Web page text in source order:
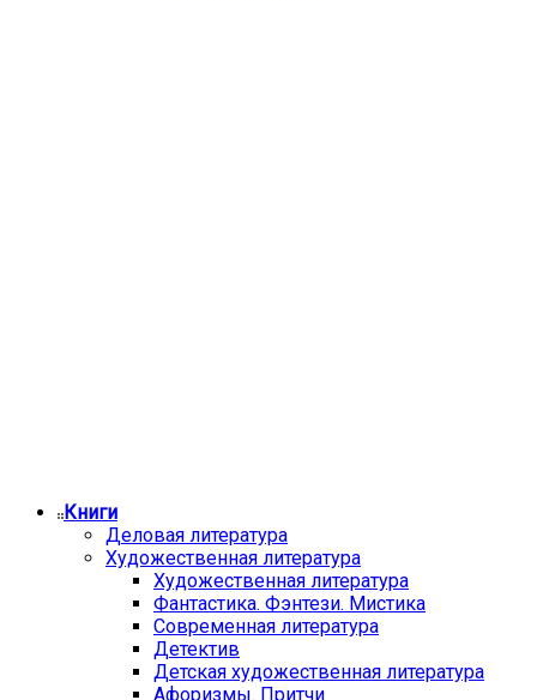
Книги
Деловая литература
Художественная литература
Художественная литература
Фантастика. Фэнтези. Мистика
Современная литература
Детектив
Детская художественная литература
Афоризмы. Притчи